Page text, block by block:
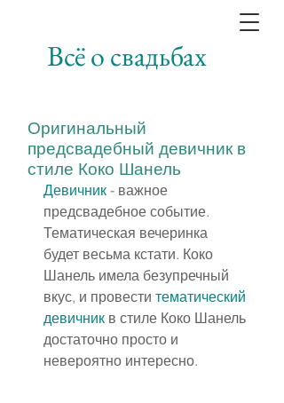
Всё о свадьбах
Оригинальный
предсвадебный девичник в
стиле Коко Шанель
Девичник - важное
предсвадебное событие.
Тематическая вечеринка
будет весьма кстати. Коко
Шанель имела безупречный
вкус, и провести тематический
девичник в стиле Коко Шанель
достаточно просто и
невероятно интересно.